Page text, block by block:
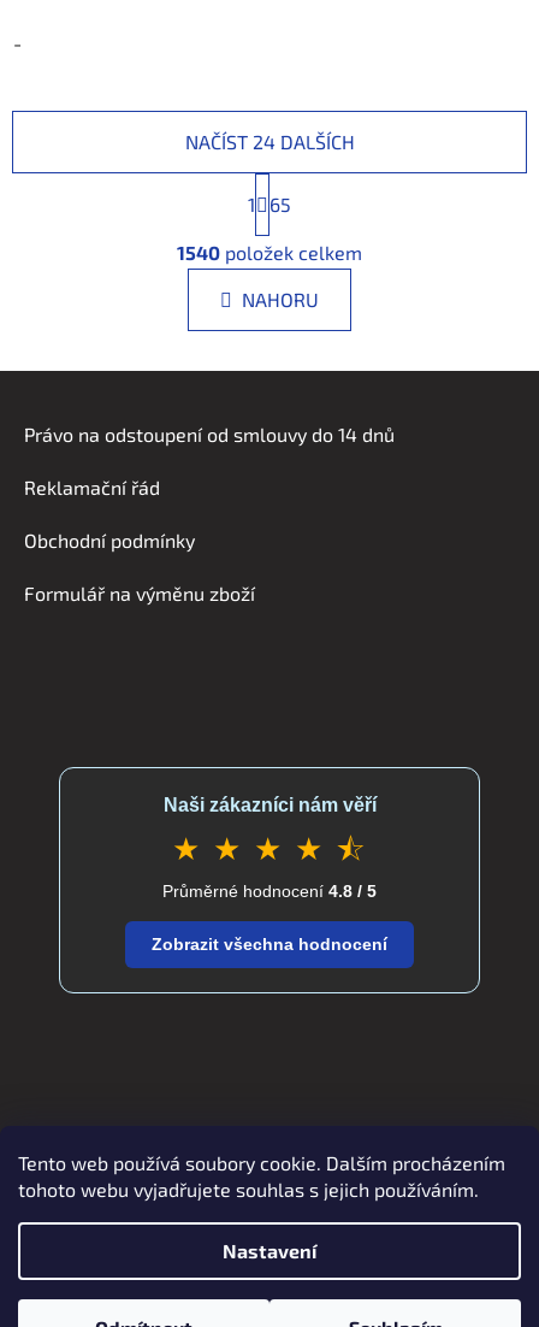
Tento web používá soubory cookie. Dalším procházením
tohoto webu vyjadřujete souhlas s jejich používáním.
Nastavení
-
O
v
á
d
a
p
NAČÍST 24 DALŠÍCH
S
t
r
á
n
k
á
1 65
1540 položek celkem
NAHORU
Právo na odstoupení od smlouvy do 14 dnů
Reklamační řád
Obchodní podmínky
Formulář na výměnu zboží
Naši zákazníci nám věří
★ ★ ★ ★ ⯪
Průměrné hodnocení 4.8 / 5
Zobrazit všechna hodnocení
Zboží.cz Heureka.cz verdatex.cz
Vytvořil Shoptet